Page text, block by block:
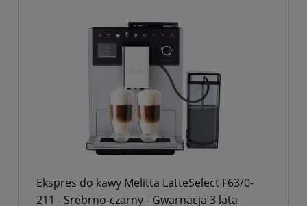
Ekspres do kawy Melitta LatteSelect F63/0-
211 - Srebrno-czarny - Gwarnacja 3 lata